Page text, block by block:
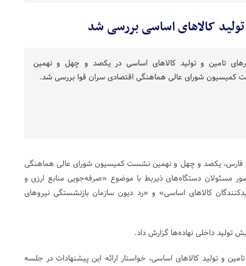
تولید کالاهای اساسی بررسی شد
تامین و تولید کالاهای اساسی در یکصد و چهل و نهمین
کمیسیون شورای عالی هماهنگی اقتصادی سران قوا بررسی شد.
فارس، یکصد و چهل و نهمین نشست کمیسیون شورای عالی هماهنگی
مسئولان دستگاه‌های ذیربط با موضوع «صرفه‌جویی منابع ارزی و
کالاهای اساسی» و «رد دیون سازمان بازنشستگی نیروهای
تولید داخلی نهاده‌ها گزارش داد.
و تولید کالاهای اساسی، خواستار ارائه این پیشنهادات در جلسه